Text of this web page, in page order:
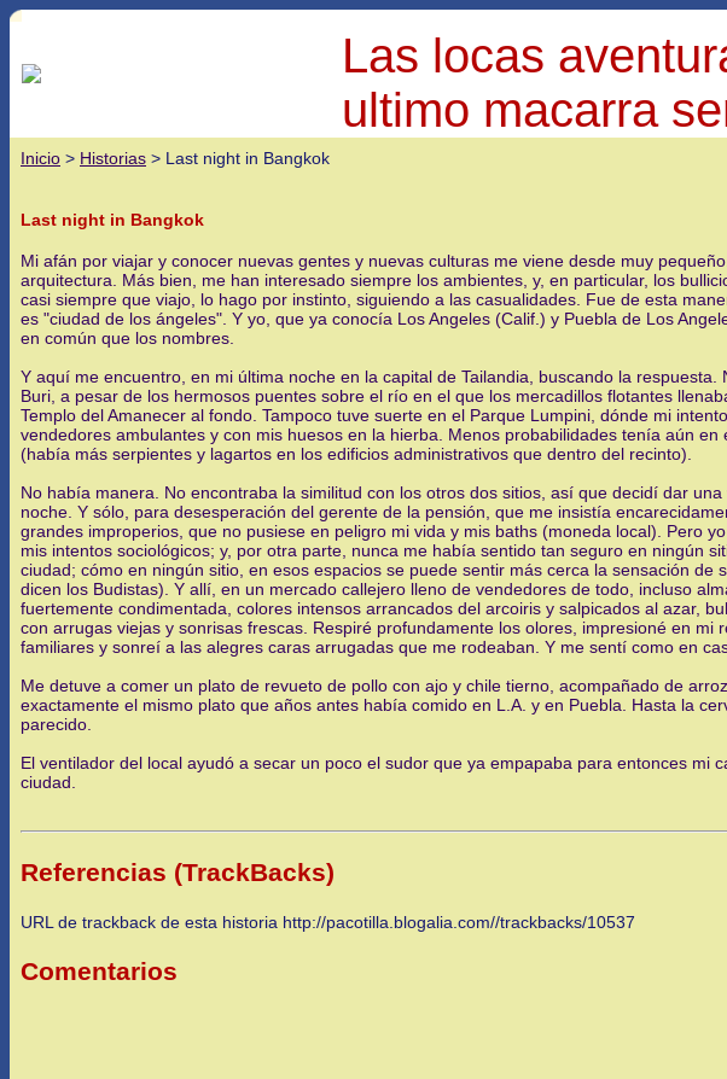
Las locas
ultimo macarra
Inicio > Historias > Last night in Bangkok
Last night in Bangkok
Mi afán por viajar y conocer nuevas gentes y nuevas culturas me viene desde muy
arquitectura. Más bien, me han interesado siempre los ambientes, y, en particular, los
casi siempre que viajo, lo hago por instinto, siguiendo a las casualidades. Fue de esta
es "ciudad de los ángeles". Y yo, que ya conocía Los Angeles (Calif.) y Puebla de Los
en común que los nombres.
Y aquí me encuentro, en mi última noche en la capital de Tailandia, buscando la
Buri, a pesar de los hermosos puentes sobre el río en el que los mercadillos flotantes
Templo del Amanecer al fondo. Tampoco tuve suerte en el Parque Lumpini, dónde mi
vendedores ambulantes y con mis huesos en la hierba. Menos probabilidades tenía aún
(había más serpientes y lagartos en los edificios administrativos que dentro del recinto).
No había manera. No encontraba la similitud con los otros dos sitios, así que decidí dar
noche. Y sólo, para desesperación del gerente de la pensión, que me insistía
grandes improperios, que no pusiese en peligro mi vida y mis baths (moneda local). Pero
mis intentos sociológicos; y, por otra parte, nunca me había sentido tan seguro en ningún
ciudad; cómo en ningún sitio, en esos espacios se puede sentir más cerca la sensación de
dicen los Budistas). Y allí, en un mercado callejero lleno de vendedores de todo, incluso
fuertemente condimentada, colores intensos arrancados del arcoiris y salpicados al azar,
con arrugas viejas y sonrisas frescas. Respiré profundamente los olores, impresioné en mi
familiares y sonreí a las alegres caras arrugadas que me rodeaban. Y me sentí como en
Me detuve a comer un plato de revueto de pollo con ajo y chile tierno, acompañado de
exactamente el mismo plato que años antes había comido en L.A. y en Puebla. Hasta la
parecido.
El ventilador del local ayudó a secar un poco el sudor que ya empapaba para entonces mi
ciudad.
Referencias (TrackBacks)
URL de trackback de esta historia http://pacotilla.blogalia.com//trackbacks/10537
Comentarios